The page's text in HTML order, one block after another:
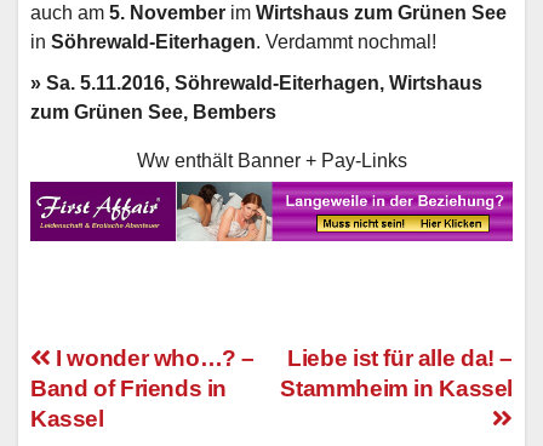
auch am 5. November im Wirtshaus zum Grünen See
in Söhrewald-Eiterhagen. Verdammt nochmal!
» Sa. 5.11.2016, Söhrewald-Eiterhagen, Wirtshaus
zum Grünen See, Bembers
Ww enthält Banner + Pay-Links
Beitragsnavigation
Liebe ist für alle da! –
Stammheim in Kassel
I wonder who…? –
Band of Friends in
Kassel